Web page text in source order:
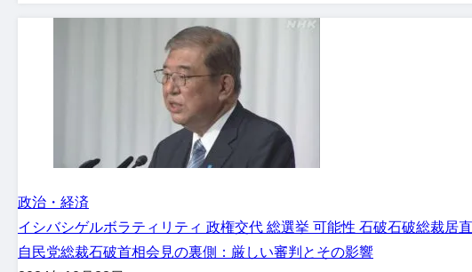
政治・経済
イシバシゲルボラティリティ 政権交代 総選挙 可能性 石破石破総裁居
自民党総裁石破首相会見の裏側：厳しい審判とその影響